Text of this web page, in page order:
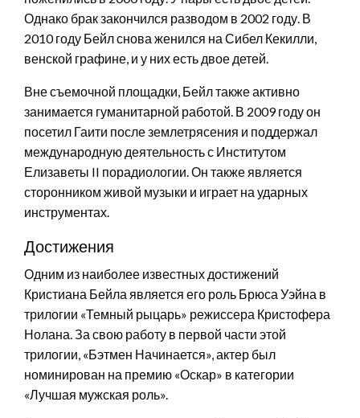
Однако брак закончился разводом в 2002 году. В
2010 году Бейл снова женился на Сибел Кекилли,
венской графине, и у них есть двое детей.
Вне съемочной площадки, Бейл также активно
занимается гуманитарной работой. В 2009 году он
посетил Гаити после землетрясения и поддержал
международную деятельность с Институтом
Елизаветы II порадиологии. Он также является
сторонником живой музыки и играет на ударных
инструментах.
Достижения
Одним из наиболее известных достижений
Кристиана Бейла является его роль Брюса Уэйна в
трилогии «Темный рыцарь» режиссера Кристофера
Нолана. За свою работу в первой части этой
трилогии, «Бэтмен Начинается», актер был
номинирован на премию «Оскар» в категории
«Лучшая мужская роль».